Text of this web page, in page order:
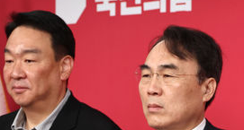
마감…S&P 0.6% 나스닥 1.3%↑
원 제주·인천 순회경선…박선원·최민희·서미
전대 당원투표 누적 득표율 45.42%로 1위…
선 제주·인천 당원투표…金 47.75%·鄭
코 이적 기뻐…등번호 7번 의미보단 팀 위해